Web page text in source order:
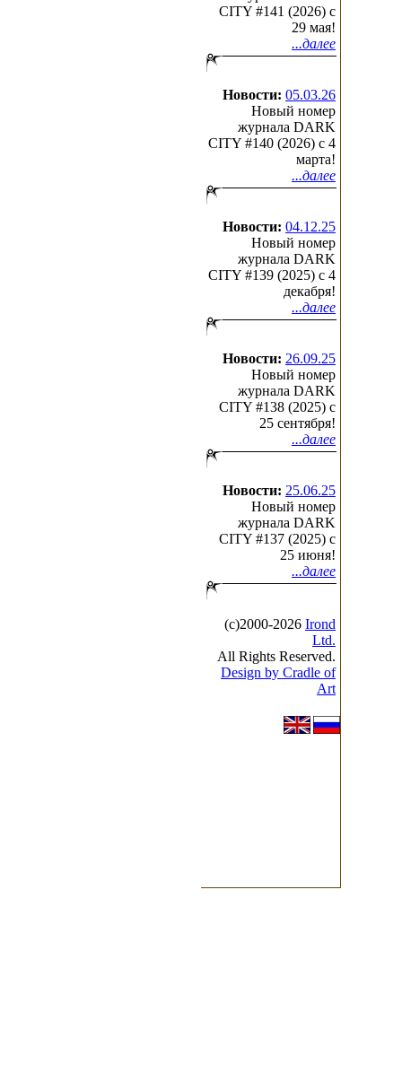
CITY #141 (2026) c
29 мая!
...далее
Новости: 05.03.26
Новый номер
журнала DARK
CITY #140 (2026) c 4
марта!
...далее
Новости: 04.12.25
Новый номер
журнала DARK
CITY #139 (2025) c 4
декабря!
...далее
Новости: 26.09.25
Новый номер
журнала DARK
CITY #138 (2025) c
25 сентября!
...далее
Новости: 25.06.25
Новый номер
журнала DARK
CITY #137 (2025) c
25 июня!
...далее
(с)2000-2026 Irond
Ltd.
All Rights Reserved.
Design by Cradle of
Art